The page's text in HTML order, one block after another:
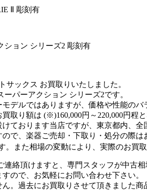
ション シリーズ2 彫刻有
サックス お買取りいたしました。
パーアクション シリーズ2です。
デルではありますが、価格や性能の
取り額は (※)160,000円～220,000円程と
ております当店ですが、東京都内、
で、楽器ご売却・下取り・処分の際は
また相場の変動により、実際のお買
絡頂けますと、専門スタッフが中古
ので、お気軽にお問い合わせ下さい。
。過去にお買取りさせて頂きました商